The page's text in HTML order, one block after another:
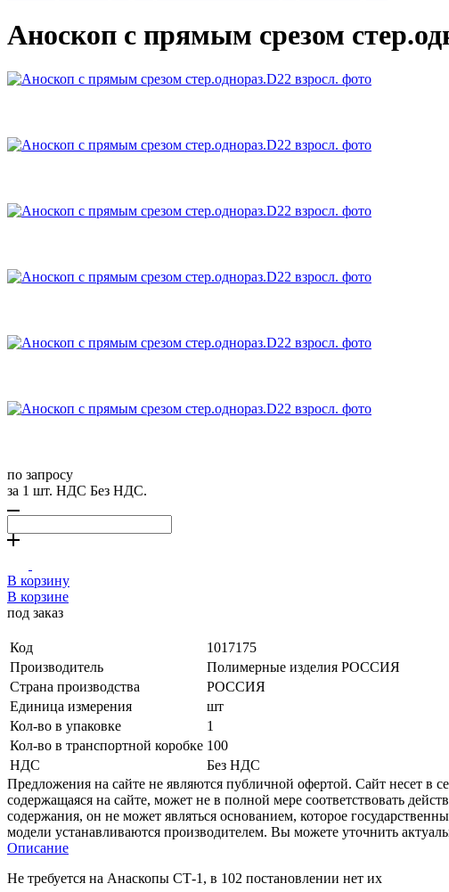
Аноскоп с прямым срезом
по запросу
за 1 шт. НДС Без НДС.
В корзину
В корзине
под заказ
Код
1017175
Производитель
Полимерные изделия РОССИЯ
Страна производства
РОССИЯ
Единица измерения
шт
Кол-во в упаковке
1
Кол-во в транспортной коробке 100
НДС
Без НДС
Предложения на сайте не являются публичной офертой. Сайт несет
содержащаяся на сайте, может не в полной мере соответствовать
содержания, он не может являться основанием, которое
модели устанавливаются производителем. Вы можете уточнить
Описание
Не требуется на Анаскопы СТ-1, в 102 постановлении нет их